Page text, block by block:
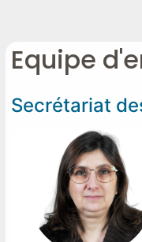
Equipe
Secrétariat